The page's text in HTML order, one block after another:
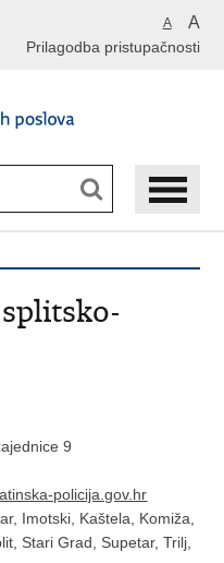
A A
Prilagodba pristupačnosti
9
policija.gov.hr
Imotski, Kaštela, Komiža,
Stari Grad, Supetar, Trilj,